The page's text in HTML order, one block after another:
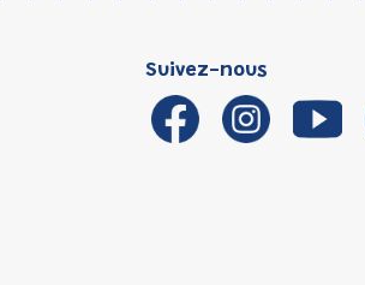
Suivez-nous